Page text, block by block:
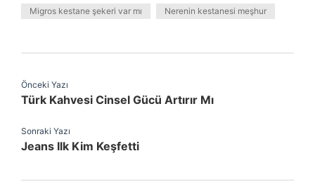
Migros kestane şekeri var mı Nerenin kestanesi meşhur
Önceki Yazı
Türk Kahvesi Cinsel Gücü Artırır Mı
Sonraki Yazı
Jeans Ilk Kim Keşfetti